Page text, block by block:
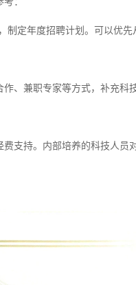
定年度招聘计划。可以优
、兼职专家等方式，补充科
支持。内部培养的科技人员